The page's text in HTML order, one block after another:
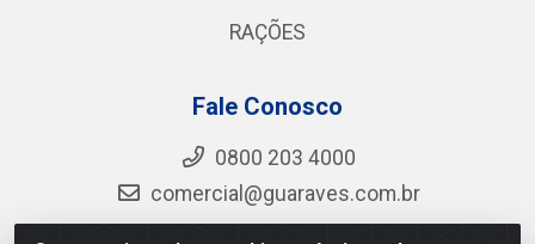
RAÇÕES
Fale Conosco
0800 203 4000
comercial@guaraves.com.br